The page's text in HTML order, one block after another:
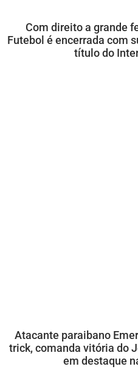
Com direito a grande
Futebol é encerrada com
título do
Atacante paraibano
trick, comanda vitória do
em destaque